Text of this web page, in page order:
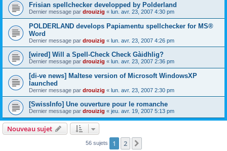
Frisian spellchecker developped by Polderland
Dernier message par drouizig « lun. avr. 23, 2007 4:30 pm
POLDERLAND develops Papiamentu spellchecker for MS®
Word
Dernier message par drouizig « lun. avr. 23, 2007 4:26 pm
[wired] Will a Spell-Check Check Gàidhlig?
Dernier message par drouizig « lun. avr. 23, 2007 2:36 pm
[di-ve news] Maltese version of Microsoft WindowsXP
launched
Dernier message par drouizig « lun. avr. 23, 2007 2:30 pm
[SwissInfo] Une ouverture pour le romanche
Dernier message par drouizig « jeu. avr. 19, 2007 5:13 pm
Nouveau sujet
56 sujets 1 2